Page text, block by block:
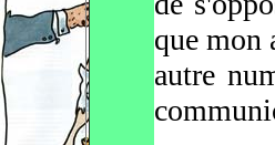
que mon
autre